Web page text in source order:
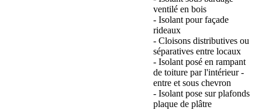
ventilé en bois
- Isolant pour façade
rideaux
- Cloisons distributives ou
séparatives entre locaux
- Isolant posé en rampant
de toiture par l'intérieur -
entre et sous chevron
- Isolant pose sur plafonds
plaque de plâtre